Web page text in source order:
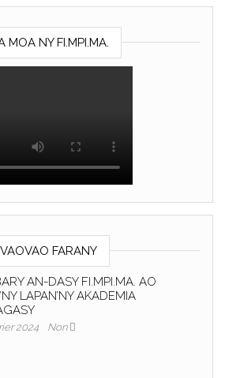
MOA NY FI.MPI.MA.
VAOVAO FARANY
AN-DASY FI.MPI.MA. AO
LAPAN’NY AKADEMIA
2024 Non